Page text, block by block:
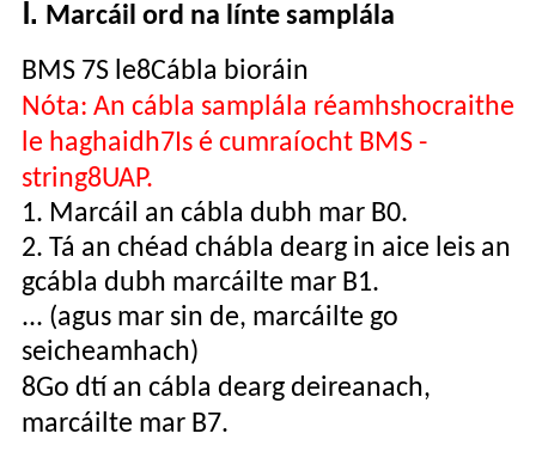
Ⅰ. Marcáil ord na línte samplála
BMS 7S le8Cábla bioráin
Nóta: An cábla samplála réamhshocraithe
le haghaidh7Is é cumraíocht BMS -
string8UAP.
1. Marcáil an cábla dubh mar B0.
2. Tá an chéad chábla dearg in aice leis an
gcábla dubh marcáilte mar B1.
... (agus mar sin de, marcáilte go
seicheamhach)
8Go dtí an cábla dearg deireanach,
marcáilte mar B7.